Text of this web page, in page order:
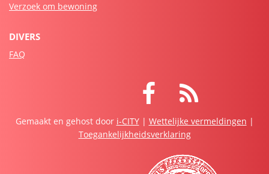
Verzoek om bewoning
DIVERS
FAQ
Facebook
Gemaakt en gehost door i-CITY| Wettelijke vermeldingen |
Toegankelijkheidsverklaring